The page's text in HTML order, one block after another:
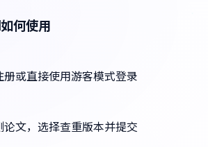
何使用
或直接使用游客模式登录
论文，选择查重版本并提交